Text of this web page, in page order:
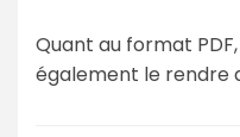
Quant au format
également le rendre